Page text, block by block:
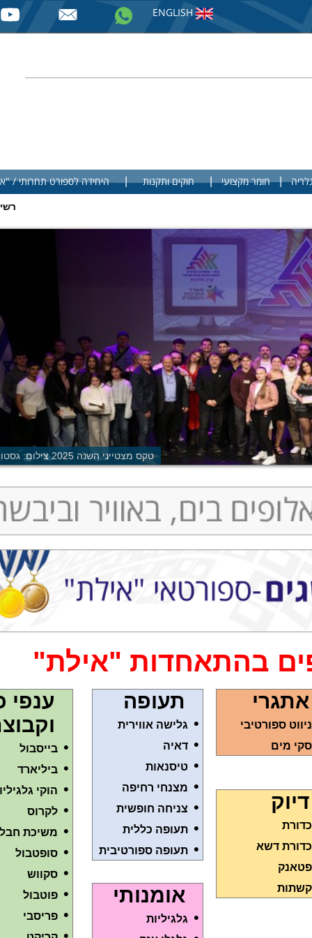
ENGLISH
| חומר מקצועי | חוקים ותקנות | היחידה לספורט תחרותי /
טקס מצטייני השנה 2025 צילום: גסטון קוריאל
בהתאחדות "אילת"
אתגרי
ניווט ספורטיבי
סקי מים
דיוק
כדורת
כדורת דשא
פטאנק
קשתות
תעופה
• גלישה אווירית
• דאיה
• טיסנאות
• מצנחי רחיפה
• צניחה חופשית
• תעופה כללית
• תעופה ספורטיבית
אומנותי
• גלגיליות
ענפי
• בייסבול
• ביליארד
• הוקי
• לקרוס
• משיכת חבל
• סופטבול
• סקווש
• פוטבול
• פריסבי